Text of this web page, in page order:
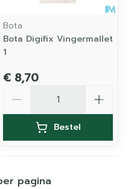
Bota
Bota Digifix Vingermallet
1
€ 8,70
Bestel
pagina